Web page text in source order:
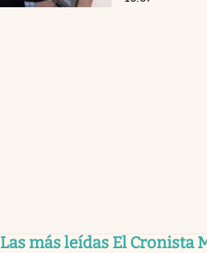
Las más leídas El Cronista